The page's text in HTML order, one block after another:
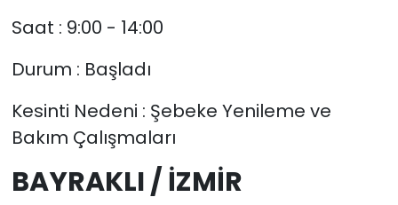
Saat : 9:00 - 14:00
Durum : Başladı
Kesinti Nedeni : Şebeke Yenileme ve
Bakım Çalışmaları
BAYRAKLI / İZMİR